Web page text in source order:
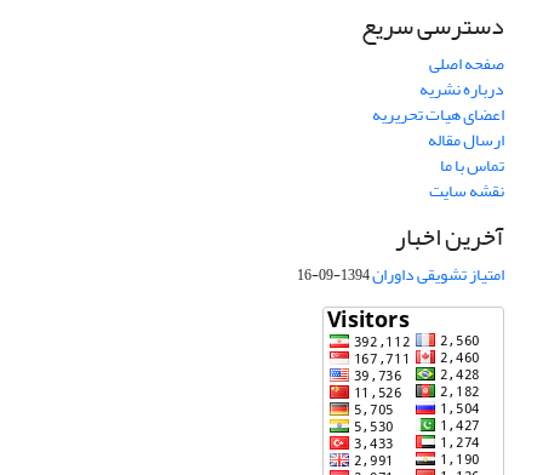
دسترسی سریع
صفحه اصلی
درباره نشریه
اعضای هیات تحریریه
ارسال مقاله
تماس با ما
نقشه سایت
آخرین اخبار
امتیاز تشویقی داوران1394-09-16